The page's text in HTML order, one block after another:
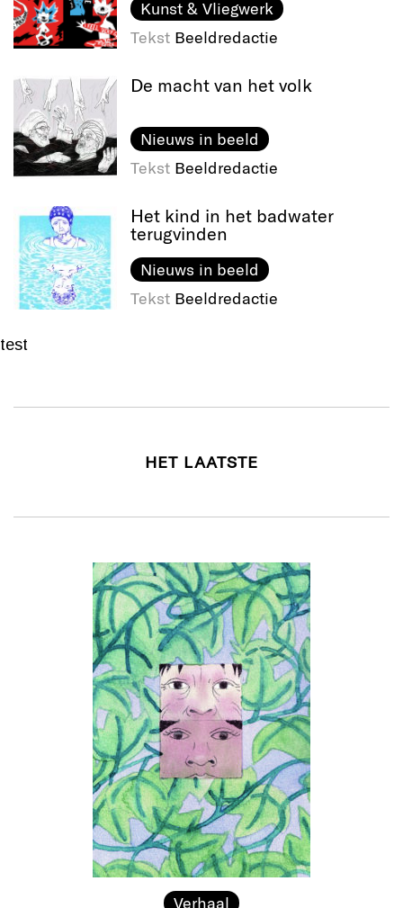
Kunst & Vliegwerk
Tekst Beeldredactie
De macht van het volk
Nieuws in beeld
Tekst Beeldredactie
Het kind in het badwater
terugvinden
Nieuws in beeld
Tekst Beeldredactie
test
HET LAATSTE
Verhaal